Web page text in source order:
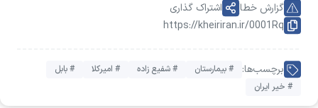
https://kheiriran.ir/0001Rq
گزارش خطا اشتراک گذاری
برچسب‌ها: # بیمارستان # شفیع زاده # امیرکلا
# بابل
# خیر ایران